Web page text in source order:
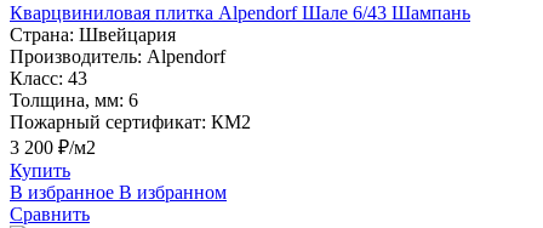
Кварцвиниловая плитка Alpendorf Шале 6/43 Шампань
Страна: Швейцария
Производитель: Alpendorf
Класс: 43
Толщина, мм: 6
Пожарный сертификат: КМ2
3 200 ₽/м2
Купить
В избранное В избранном
Сравнить